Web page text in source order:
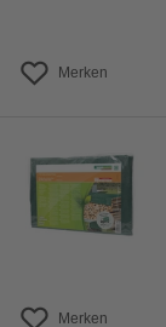
Merken
Merken